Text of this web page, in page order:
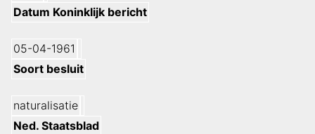
Datum Koninklijk bericht
05-04-1961
Soort besluit
naturalisatie
Ned. Staatsblad